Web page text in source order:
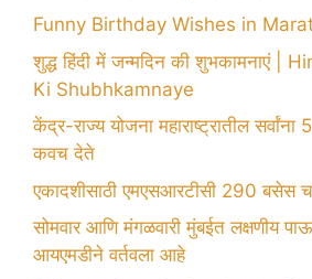
Funny Birthday Wishes in
शुद्ध हिंदी में जन्मदिन की शुभकामनाएं |
Ki Shubhkamnaye
केंद्र-राज्य योजना महाराष्ट्रातील
कवच देते
एकादशीसाठी एमएसआरटीसी 290 बसेस
सोमवार आणि मंगळवारी मुंबईत लक्षणीय
आयएमडीने वर्तवला आहे